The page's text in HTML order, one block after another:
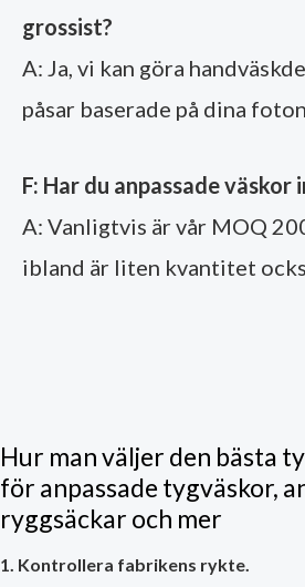
grossist?
A: Ja, vi kan göra
påsar baserade på dina
F: Har du anpassade väskor
A: Vanligtvis är vår MOQ
ibland är liten kvantitet
Hur man väljer den bästa
för anpassade tygväskor,
ryggsäckar och mer
1. Kontrollera fabrikens rykte.